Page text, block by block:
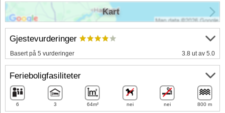
Gjestevurderinger
Basert på 5 vurderinger 3.8 ut av 5.0
Ferieboligfasiliteter
6 3 64m² nei nei 800 m
Kart